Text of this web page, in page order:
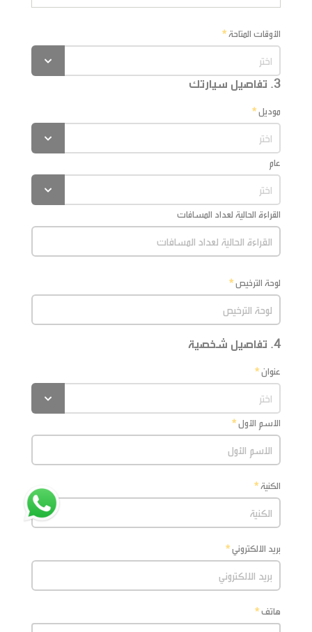
الأوقات المتاحة
3. تفاصيل سيارتك
موديل
عام
القراءة الحالية لعداد المسافات
لوحة الترخيص
4. تفاصيل شخصية
عنوان
الاسم الأول
الكنية
بريد الالكتروني
هاتف